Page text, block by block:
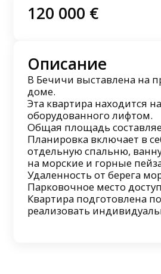
120 000 €
Описание
В Бечичи выставлена на
доме.
Эта квартира находится
оборудованного лифтом.
Общая площадь
Планировка включает в
отдельную спальню,
на морские и горные
Удаленность от берега
Парковочное место
Квартира подготовлена
реализовать